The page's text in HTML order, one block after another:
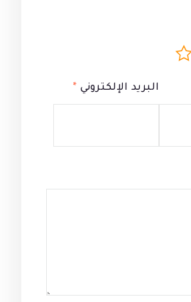
البريد الإلكتروني *